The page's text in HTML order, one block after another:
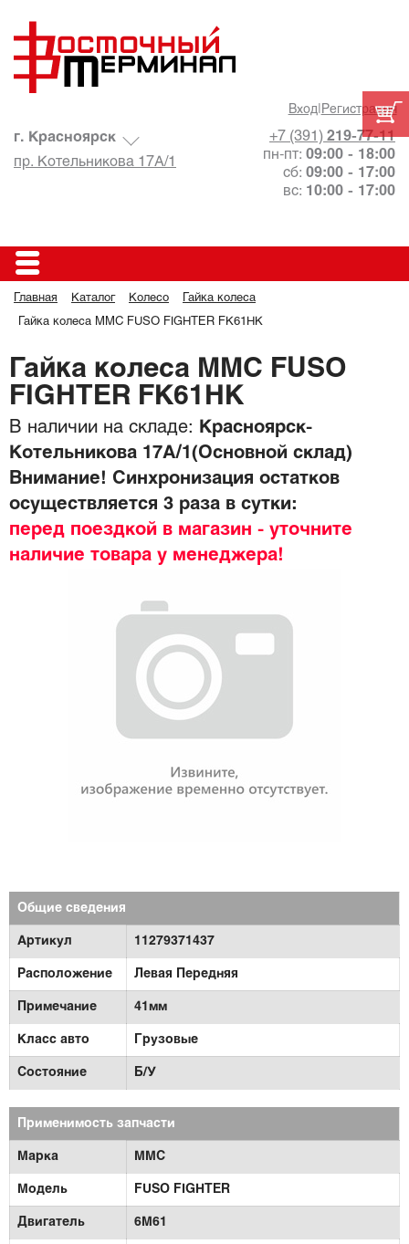
Вход| Регистрация
+7 (391) 219-77-11
пн-пт: 09:00 - 18:00
сб: 09:00 - 17:00
вс: 10:00 - 17:00
г. Красноярск
пр. Котельникова 17А/1
Главная Каталог Колесо Гайка колеса
Гайка колеса MMC FUSO FIGHTER FK61HK
Гайка колеса MMC FUSO
FIGHTER FK61HK
В наличии на складе:
Красноярск-
Котельникова 17А/1(Основной склад)
Внимание! Синхронизация остатков
осуществляется 3 раза в сутки:
перед поездкой в магазин - уточните
наличие товара у менеджера!
Общие сведения
Артикул 11279371437
Расположение Левая Передняя
Примечание 41мм
Класс авто Грузовые
Состояние Б/У
Применимость запчасти
Марка MMC
Модель FUSO FIGHTER
Двигатель 6M61